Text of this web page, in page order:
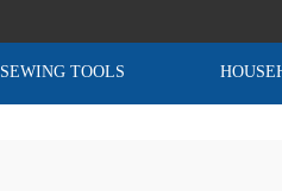
SEWING TOOLS